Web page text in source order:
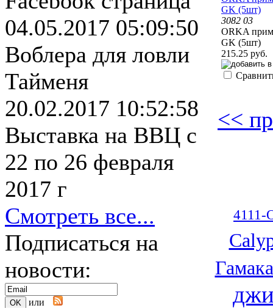
04.05.2017 05:09:50
Воблера для ловли
Тайменя
20.02.2017 10:52:58
Выставка на ВВЦ с
22 по 26 февраля
2017 г
Смотреть все...
Подписаться на
новости:
или
GK (5шт)
3082 03
ORKA
GK (5шт)
215.25 руб.
<<
4111-